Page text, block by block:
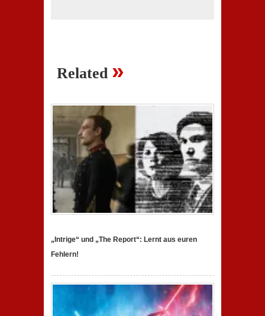
Related »
„Intrige“ und „The Report“: Lernt aus euren
Fehlern!